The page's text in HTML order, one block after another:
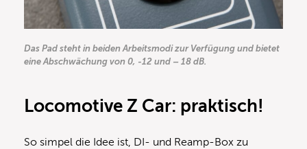
Das Pad steht in beiden Arbeitsmodi zur Verfügung und bietet
eine Abschwächung von 0, -12 und – 18 dB.
Locomotive Z Car: praktisch!
So simpel die Idee ist, DI- und Reamp-Box zu